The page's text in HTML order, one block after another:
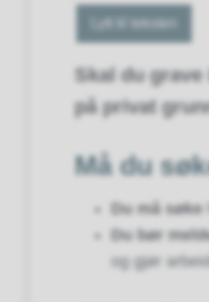
Lytt til teksten
Skal du
på privat
Må du
Du må søke
Du bør
og gjør